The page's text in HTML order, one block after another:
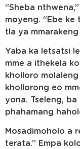
“Sheba
moyeng. “Ebe ke
tla ya
Yaba ka letsatsi
mme a ithekela
kholloro
khollorong eo
yona. Tseleng,
phahamang
Mosadimoholo a
terata.” Empa